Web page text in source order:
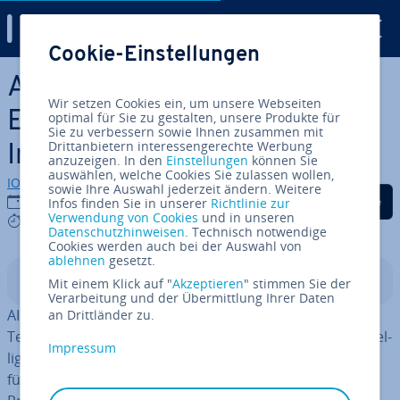
Zum Haupt­in­halt springen
AI-Content: Au­to­ma­ti­sier­te
Er­stel­lung von Website-
Inhalten
IONOS Redaktion
20.01.2026
8 mins
Auf Facebook teilen
Auf Twitter teilen
Auf LinkedIn
In­halts­ver­zeich­nis
AI-Content meint die au­to­ma­ti­sier­te Er­stel­lung von
Texten, Bildern oder Videos mithilfe von künst­li­cher In­tel­
li­genz (KI). Dieser Ansatz er­mög­licht es, effizient Inhalte
für Web­prä­sen­zen zu pro­du­zie­ren, ohne auf manuelle
Cookie-Einstellungen
Wir setzen Cookies ein, um unsere Webseiten
optimal für Sie zu gestalten, unsere Produkte für
Sie zu verbessern sowie Ihnen zusammen mit
Drittanbietern interessengerechte Werbung
anzuzeigen. In den Einstellungen können Sie
auswählen, welche Cookies Sie zulassen wollen,
sowie Ihre Auswahl jederzeit ändern. Weitere
Infos finden Sie in unserer Richtlinie zur
Verwendung von Cookies und in unseren
Datenschutzhinweisen. Technisch notwendige
Cookies werden auch bei der Auswahl von
ablehnen gesetzt.
Mit einem Klick auf "Akzeptieren" stimmen Sie der
Verarbeitung und der Übermittlung Ihrer Daten
an Drittländer zu.
Impressum